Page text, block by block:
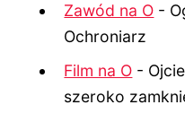
Zawód na O -
Ochroniarz
Film na O -
szeroko